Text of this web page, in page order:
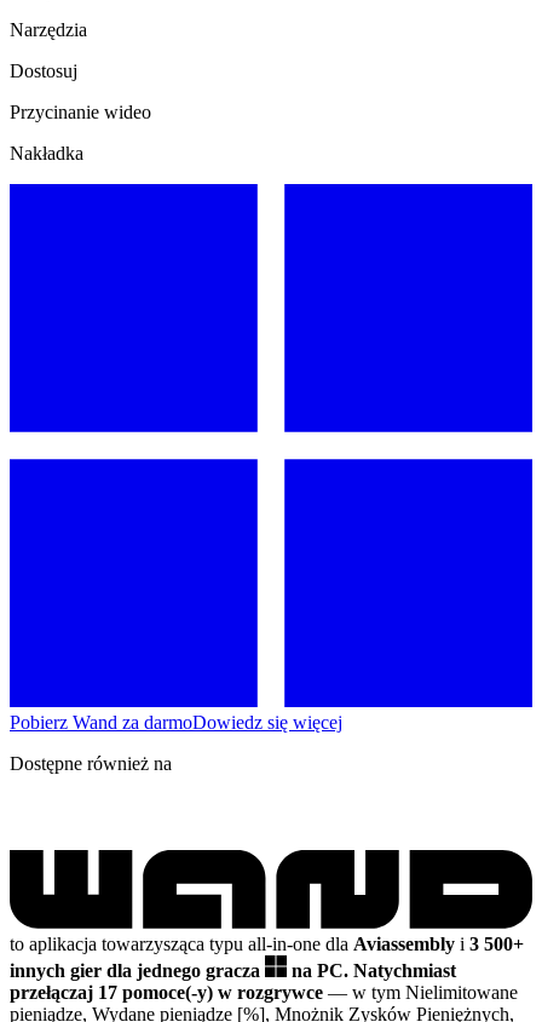
Narzędzia
Dostosuj
Przycinanie wideo
Nakładka
Pobierz Wand za darmoDowiedz się więcej
Dostępne również na
to aplikacja towarzysząca typu all-in-one dla Aviassembly i 3 500+
innych gier dla jednego gracza
na PC. Natychmiast
przełączaj 17 pomoce(-y) w rozgrywce — w tym Nielimitowane
pieniądze, Wydane pieniądze [%], Mnożnik Zysków Pieniężnych,